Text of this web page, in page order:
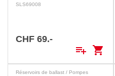
SLS69008
CHF 69.-
playlist_add shopping_cart
Réservoirs de ballast / Pompes